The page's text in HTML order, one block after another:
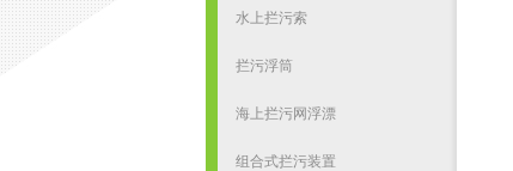
水上拦污索
拦污浮筒
海上拦污网浮漂
组合式拦污装置